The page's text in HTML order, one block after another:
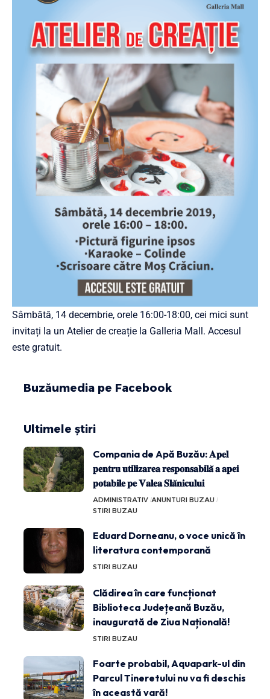
Sâmbătă, 14 decembrie, orele 16:00-18:00, cei mici sunt
invitați la un Atelier de creație la Galleria Mall. Accesul
este gratuit.
Buzăumedia pe Facebook
Ultimele știri
Compania de Apă Buzău: 𝐀𝐩𝐞𝐥
𝐩𝐞𝐧𝐭𝐫𝐮 𝐮𝐭𝐢𝐥𝐢𝐳𝐚𝐫𝐞𝐚 𝐫𝐞𝐬𝐩𝐨𝐧𝐬𝐚𝐛𝐢𝐥𝐚̆ 𝐚 𝐚𝐩𝐞𝐢
𝐩𝐨𝐭𝐚𝐛𝐢𝐥𝐞 𝐩𝐞 𝐕𝐚𝐥𝐞𝐚 𝐒𝐥𝐚̆𝐧𝐢𝐜𝐮𝐥𝐮𝐢
ADMINISTRATIV ANUNTURI BUZAU
STIRI BUZAU
Eduard Dorneanu, o voce unică în
literatura contemporană
STIRI BUZAU
Clădirea în care funcționat
Biblioteca Județeană Buzău,
inaugurată de Ziua Națională!
STIRI BUZAU
Foarte probabil, Aquapark-ul din
Parcul Tineretului nu va fi deschis
în această vară!